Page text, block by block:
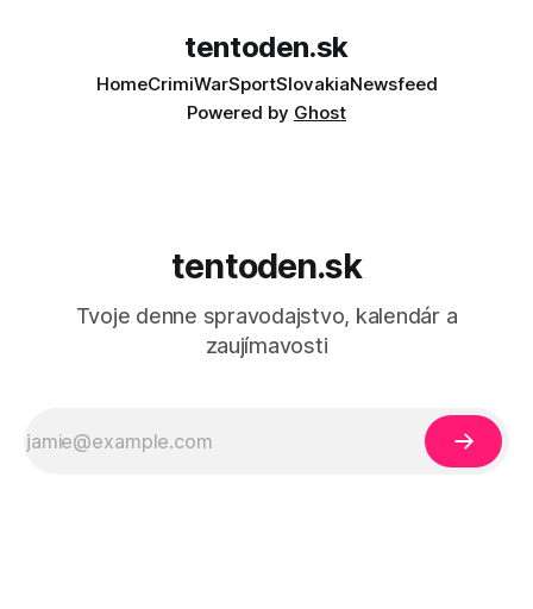
tentoden.sk
HomeCrimiWarSportSlovakiaNewsfeed
Powered by Ghost
tentoden.sk
Tvoje denne spravodajstvo, kalendár a
zaujímavosti